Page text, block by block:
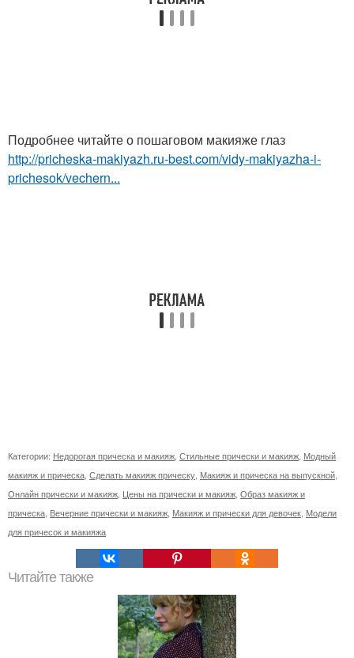
Подробнее читайте о пошаговом макияже глаз
http://pricheska-makiyazh.ru-best.com/vidy-makiyazha-i-
prichesok/vechern...
Категории: Недорогая прическа и макияж Стильные прически и макияж Модный
макияж и прическа Сделать макияж прическу Макияж и прическа на выпускной
Онлайн прически и макияж Цены на прически и макияж Образ макияж и
прическа Вечерние прически и макияж Макияж и прически для девочек Модели
для причесок и макияжа
Читайте также